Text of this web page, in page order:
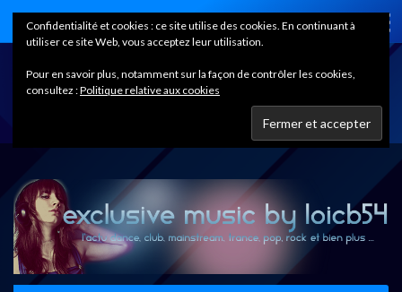
Home
Confidentialité et cookies : ce site utilise des cookies. En continuant à
utiliser ce site Web, vous acceptez leur utilisation.
Pour en savoir plus, notamment sur la façon de contrôler les cookies,
consultez :Politique relative aux cookies